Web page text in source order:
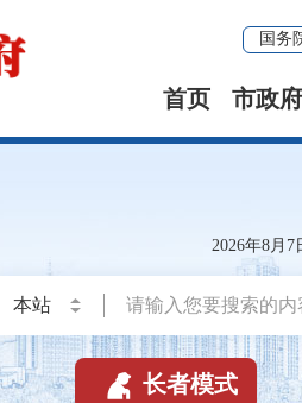
国务
首页 市政府
2026年8月7
 长者模式